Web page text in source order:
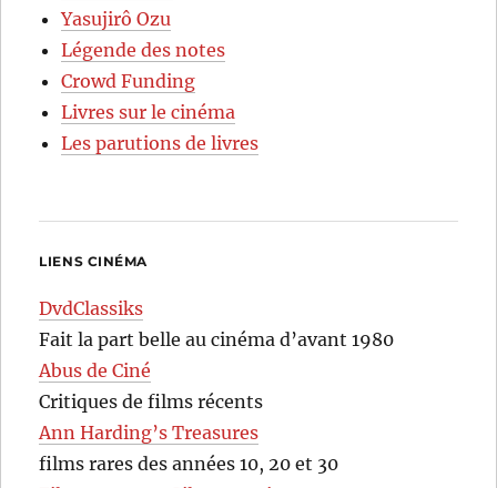
Yasujirô Ozu
Légende des notes
Crowd Funding
Livres sur le cinéma
Les parutions de livres
LIENS CINÉMA
DvdClassiks
Fait la part belle au cinéma d’avant 1980
Abus de Ciné
Critiques de films récents
Ann Harding’s Treasures
films rares des années 10, 20 et 30